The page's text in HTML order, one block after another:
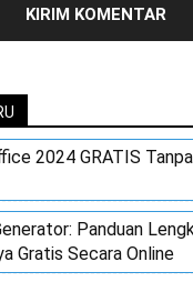
2024 GRATIS
Panduan
Gratis Secara Online